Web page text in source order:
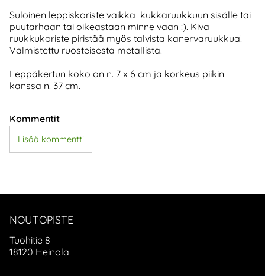
Suloinen leppiskoriste vaikka kukkaruukkuun sisälle tai
puutarhaan tai oikeastaan minne vaan :). Kiva
ruukkukoriste piristää myös talvista kanervaruukkua!
Valmistettu ruosteisesta metallista.
Leppäkertun koko on n. 7 x 6 cm ja korkeus piikin
kanssa n. 37 cm.
Kommentit
Lisää kommentti
NOUTOPISTE
Tuohitie 8
18120 Heinola